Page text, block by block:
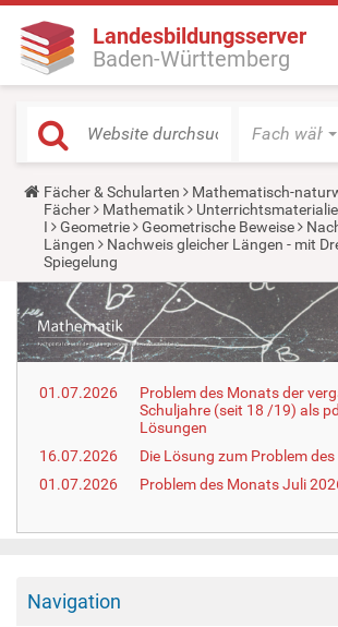
Landesbildungsserver
Baden-Württemberg
Fach
Y
o
u
a
r
e
h
e
r
e
:
Fächer & Schularten
Mathematisch-
Fächer
Mathematik
I
Geometrie Geometrische Beweise
Längen
Nachweis gleicher Längen - mit
Spiegelung
01.07.2026
Problem des Monats der
Schuljahre (seit 18 /19) als
Lösungen
16.07.2026
Die Lösung zum Problem
01.07.2026
Problem des Monats Juli
Navigation